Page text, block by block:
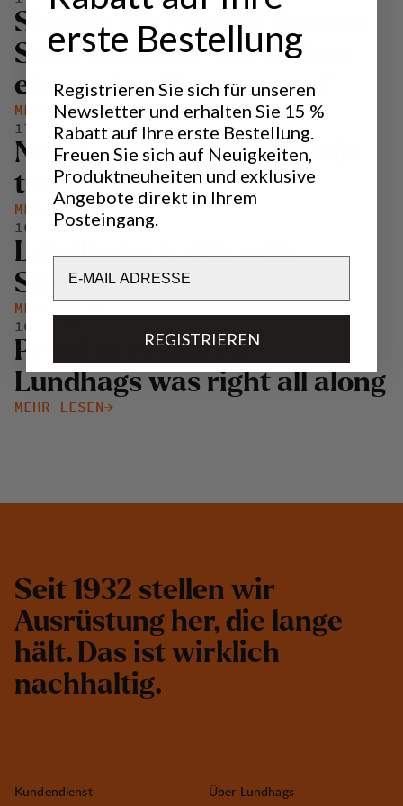
Sitzung mit Brand Director
Sara Wiksten: 'Wir haben
ein starkes Engagement'
MEHR LESEN
17. MAI 2024
Natur - ein dünner Ort mit
tiefer Zeit?
MEHR LESEN
16. MAI 2024
Lundhags: A win-win
Situation
MEHR LESEN
16. JANUAR 2024
Proof of research –
Lundhags was right all along
MEHR LESEN
Seit 1932 stellen wir
Ausrüstung her, die lange
hält. Das ist wirklich
nachhaltig.
Kundendienst
Über Lundhags
erste Bestellung
Registrieren Sie sich für unseren
Newsletter und erhalten Sie 15 %
Rabatt auf Ihre erste Bestellung.
Freuen Sie sich auf Neuigkeiten,
Produktneuheiten und exklusive
Angebote direkt in Ihrem
Posteingang.
REGISTRIEREN